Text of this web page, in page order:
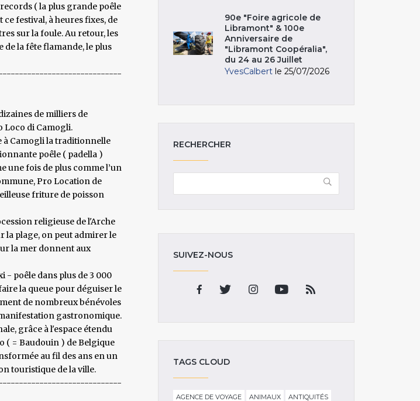
( la plus grande poêle
festival, à heures fixes, de
sur la foule. Au retour, les
la fête flamande, le plus
de milliers de
Loco di Camogli.
à Camogli la traditionnelle
poêle ( padella )
une fois de plus comme l’un
Pro Location de
friture de poisson
religieuse de l'Arche
la plage, on peut admirer le
la mer donnent aux
- poêle dans plus de 3 000
la queue pour déguiser le
de nombreux bénévoles
gastronomique.
grâce à l'espace étendu
( = Baudouin ) de Belgique
au fil des ans en un
touristique de la ville.
90e "Foire agricole de
Libramont" & 100e
Anniversaire de
"Libramont Coopéralia",
du 24 au 26 Juillet
YvesCalbert le 25/07/2026
RECHERCHER
SUIVEZ-NOUS
TAGS CLOUD
AGENCE DE VOYAGE ANIMAUX
ANTIQUITÉS